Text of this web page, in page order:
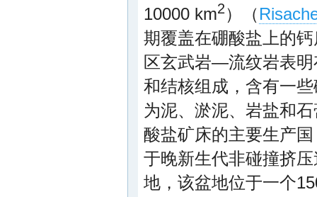
10000 km2 ）（
期覆盖在硼酸盐上的
区玄武岩—流纹岩表明
和结核组成，含有一
为泥、淤泥、岩盐和
酸盐矿床的主要生产
于晚新生代非碰撞挤
地，该盆地位于一个